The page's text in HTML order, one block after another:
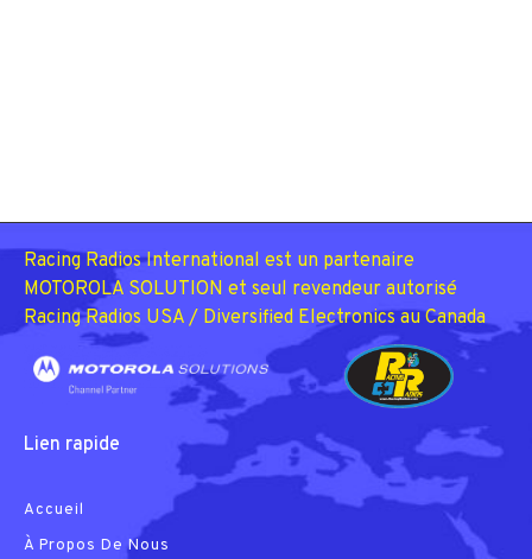
Racing Radios International est un partenaire
MOTOROLA SOLUTION et seul revendeur autorisé
Racing Radios USA / Diversified Electronics au Canada
Lien rapide
Accueil
À Propos De Nous